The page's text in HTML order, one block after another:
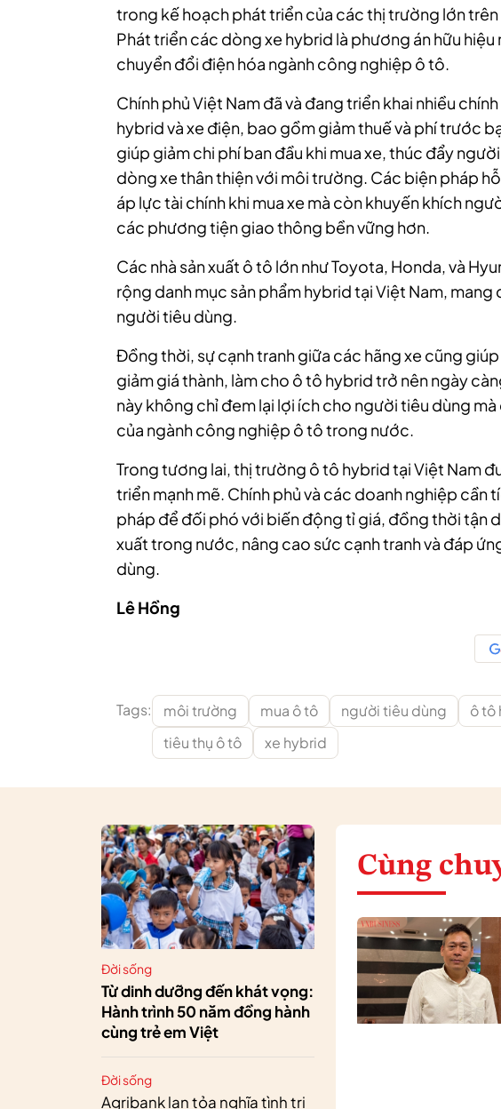
trong kế hoạch phát triển của các thị trường lớn
Phát triển các dòng xe hybrid là phương án hữu hiệu
chuyển đổi điện hóa ngành công nghiệp ô tô.
Chính phủ Việt Nam đã và đang triển khai nhiều
hybrid và xe điện, bao gồm giảm thuế và phí trước
giúp giảm chi phí ban đầu khi mua xe, thúc đẩy
dòng xe thân thiện với môi trường. Các biện pháp
áp lực tài chính khi mua xe mà còn khuyến khích
các phương tiện giao thông bền vững hơn.
Các nhà sản xuất ô tô lớn như Toyota, Honda, và
rộng danh mục sản phẩm hybrid tại Việt Nam, mang
người tiêu dùng.
Đồng thời, sự cạnh tranh giữa các hãng xe cũng
giảm giá thành, làm cho ô tô hybrid trở nên ngày
này không chỉ đem lại lợi ích cho người tiêu dùng
của ngành công nghiệp ô tô trong nước.
Trong tương lai, thị trường ô tô hybrid tại Việt Nam
triển mạnh mẽ. Chính phủ và các doanh nghiệp cần
pháp để đối phó với biến động tỉ giá, đồng thời tận
xuất trong nước, nâng cao sức cạnh tranh và đáp
dùng.
Lê Hồng
Tags: môi trường mua ô tô người tiêu dùng ô tô
tiêu thụ ô tô
xe hybrid
Đời sống
Từ dinh dưỡng đến khát vọng:
Hành trình 50 năm đồng hành
cùng trẻ em Việt
Đời sống
Agribank lan tỏa nghĩa tình tri
Cùng